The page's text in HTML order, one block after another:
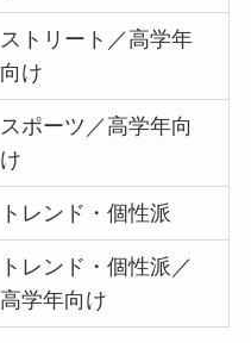
ストリート／高学年
向け
スポーツ／高学年向
け
トレンド・個性派
トレンド・個性派／
高学年向け